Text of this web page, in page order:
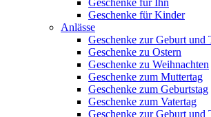
Geschenke für Ihn
Geschenke für Kinder
Anlässe
Geschenke zur Geburt und
Geschenke zu Ostern
Geschenke zu Weihnachten
Geschenke zum Muttertag
Geschenke zum Geburtstag
Geschenke zum Vatertag
Geschenke zur Geburt und